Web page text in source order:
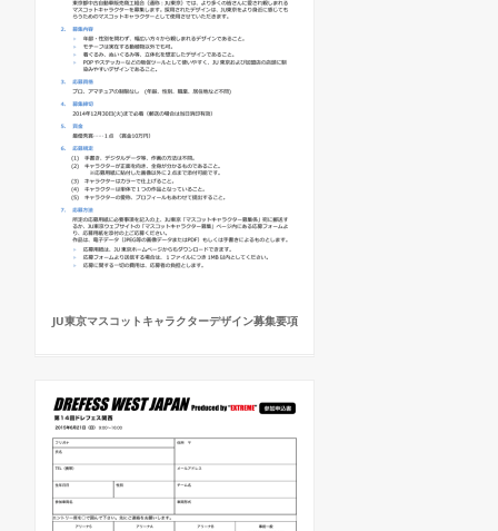
JU東京マスコットキャラクターデザイン募集要項